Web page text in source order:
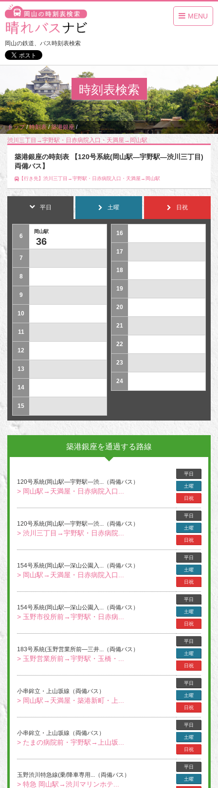
MENU
岡山の鉄道、バス時刻表検索
時刻表検索
トップ/時刻表/築港銀座/
渋川三丁目→宇野駅・日赤病院入口・天満屋→岡山駅
築港銀座の時刻表 【120号系統(岡山駅―宇野駅―渋川三丁目)
両備バス】
【行き先】渋川三丁目→宇野駅・日赤病院入口・天満屋→岡山駅
平日 土曜 日祝
6
岡山駅
36
7
8
9
10
11
12
13
14
15
16
17
18
19
20
21
22
23
24
築港銀座を通過する路線
120号系統(岡山駅―宇野駅―渋...（両備バス）
> 岡山駅→天満屋・日赤病院入口...
平日
土曜
日祝
120号系統(岡山駅―宇野駅―渋...（両備バス）
> 渋川三丁目→宇野駅・日赤病院...
平日
土曜
日祝
154号系統(岡山駅―深山公園入...（両備バス）
> 岡山駅→天満屋・日赤病院入口...
平日
土曜
日祝
154号系統(岡山駅―深山公園入...（両備バス）
> 玉野市役所前→宇野駅・日赤病...
平日
土曜
日祝
183号系統(玉野営業所前―三井...（両備バス）
> 玉野営業所前→宇野駅・玉橋・...
平日
土曜
日祝
小串鉾立・上山坂線（両備バス）
> 岡山駅→天満屋・築港新町・上...
平日
土曜
日祝
小串鉾立・上山坂線（両備バス）
> たまの病院前・宇野駅→上山坂...
平日
土曜
日祝
玉野渋川特急線(乗/降車専用...（両備バス）
> 特急 岡山駅→渋川マリンホテ...
平日
土曜